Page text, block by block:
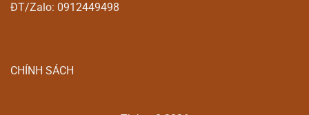
ĐT/Zalo: 0912449498
CHÍNH SÁCH